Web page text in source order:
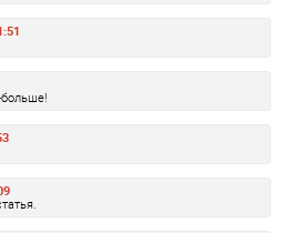
больше!